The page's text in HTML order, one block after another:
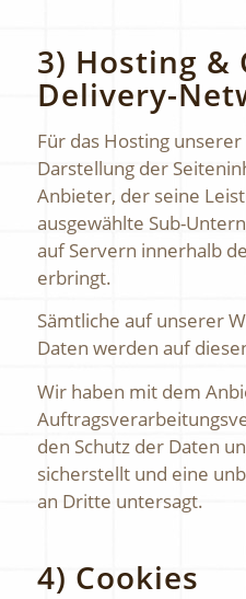
3) Hosting &
Delivery-
Für das Hosting
Darstellung der
Anbieter, der seine
ausgewählte Sub-
auf Servern innerhalb
erbringt.
Sämtliche auf unserer
Daten werden auf
Wir haben mit dem
den Schutz der Daten
sicherstellt und eine
an Dritte untersagt.
4) Cookies